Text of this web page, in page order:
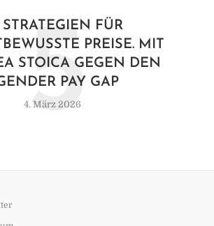
STRATEGIEN FÜR
PREISE. MIT
STOICA GEGEN DEN
PAY GAP
4. März 2026
5